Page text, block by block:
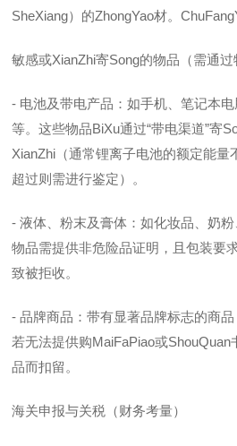
SheXiang）的ZhongYao材。
敏感或XianZhi寄Song的物品（需通过
- 电池及带电产品：如手机、笔记本
等。这些物品BiXu通过“带电渠道”寄
XianZhi（通常锂离子电池的额定能量
超过则需进行鉴定）。
- 液体、粉末及膏体：如化妆品、奶
物品需提供非危险品证明，且包装要
致被拒收。
- 品牌商品：带有显著品牌标志的商
若无法提供购MaiFaPiao或
品而扣留。
海关申报与关税（财务考量）